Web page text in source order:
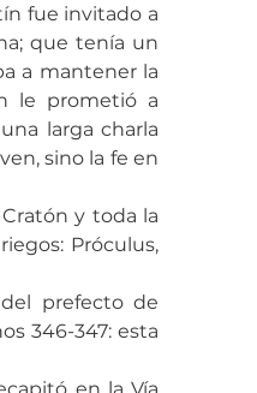
fue invitado a
que tenía un
a mantener la
le prometió a
larga charla
sino la fe en
y toda la
Próculus,
prefecto de
346-347: esta